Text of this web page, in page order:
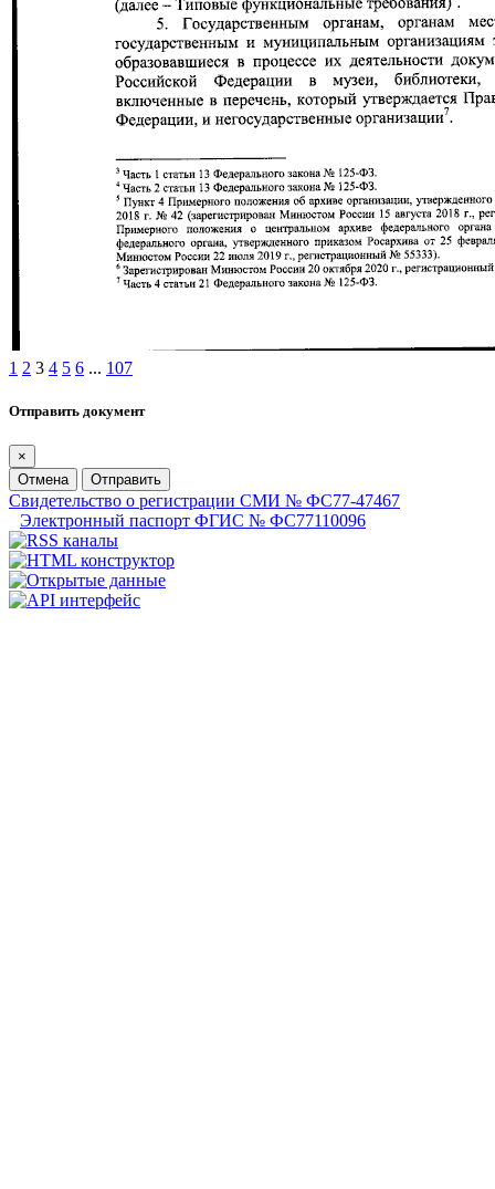
1 2 3 4 5 6 ... 107
Отправить документ
×
Отмена
Отправить
Свидетельство о регистрации СМИ № ФС77-47467
Электронный паспорт ФГИС № ФС77110096